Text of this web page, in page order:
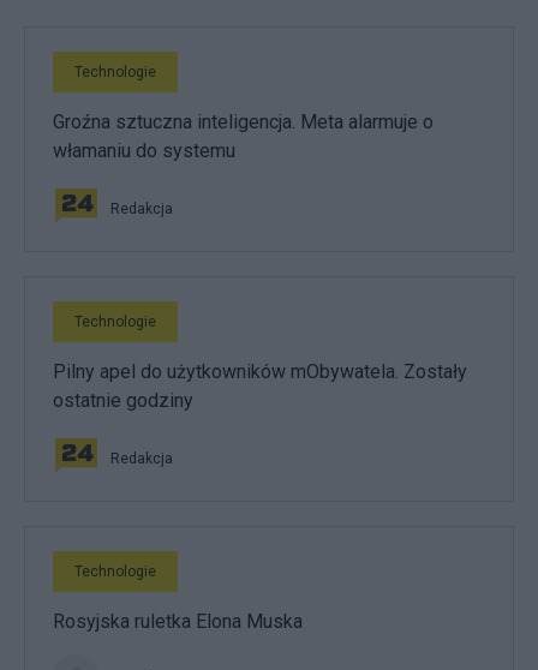
Technologie
Groźna sztuczna inteligencja. Meta alarmuje o
włamaniu do systemu
Redakcja
Technologie
Pilny apel do użytkowników mObywatela. Zostały
ostatnie godziny
Redakcja
Technologie
Rosyjska ruletka Elona Muska